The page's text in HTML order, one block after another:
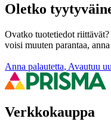
Oletko
Ovatko tuotetiedot
voisi muuten parantaa,
Anna palautetta, Avautuu
Verkkokauppa